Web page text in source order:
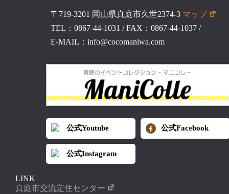
〒719-3201 岡山県真庭市久世2374-3 マップ
TEL：0867-44-1031 /FAX：0867-44-1037/
E-MAIL：info@cocomaniwa.com
公式Youtube 公式Facebook
公式Instagram
LINK
真庭市交流定住センター